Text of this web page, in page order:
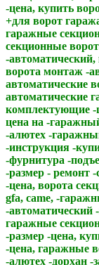
-цена, купить
+для ворот
гаражные
секционные
-
ворота монтаж -
автоматические
автоматические
комплектующие -
цена на -
-алютех -
-инструкция -
-фурнитура -
-размер - ремонт
-цена, ворота
gfa, came, -
-автоматический
гаражные
-размер -цена,
-цена, гаражные
-алютех -дорхан -